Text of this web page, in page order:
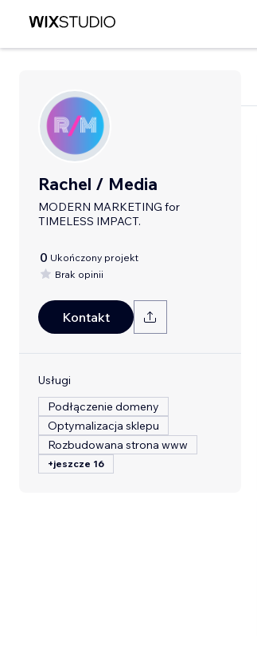
Rachel / Media
MODERN MARKETING for
TIMELESS IMPACT.
0 Ukończony projekt
Brak opinii
Kontakt
Usługi
Podłączenie domeny
Optymalizacja sklepu
Rozbudowana strona www
+jeszcze 16